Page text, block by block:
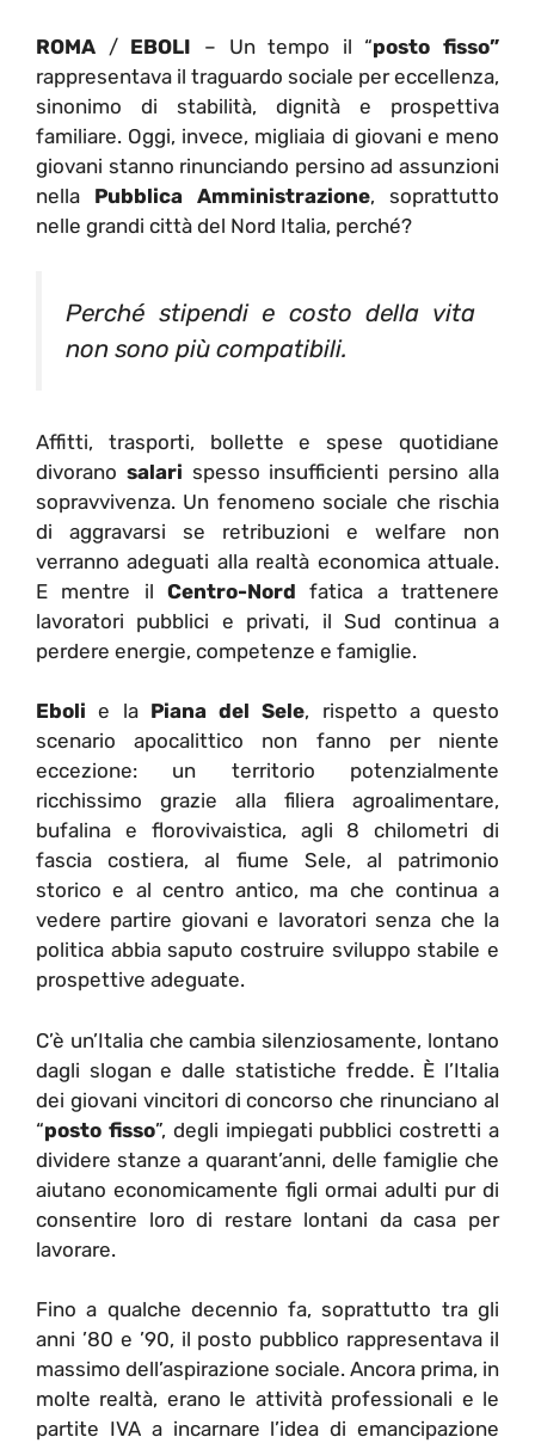
ROMA / EBOLI – Un tempo il “posto fisso”
rappresentava il traguardo sociale per eccellenza,
sinonimo di stabilità, dignità e prospettiva
familiare. Oggi, invece, migliaia di giovani e meno
giovani stanno rinunciando persino ad assunzioni
nella Pubblica Amministrazione, soprattutto
nelle grandi città del Nord Italia, perché?
Perché stipendi e costo della vita
non sono più compatibili.
Affitti, trasporti, bollette e spese quotidiane
divorano salari spesso insufficienti persino alla
sopravvivenza. Un fenomeno sociale che rischia
di aggravarsi se retribuzioni e welfare non
verranno adeguati alla realtà economica attuale.
E mentre il Centro-Nord fatica a trattenere
lavoratori pubblici e privati, il Sud continua a
perdere energie, competenze e famiglie.
Eboli e la Piana del Sele, rispetto a questo
scenario apocalittico non fanno per niente
eccezione: un territorio potenzialmente
ricchissimo grazie alla filiera agroalimentare,
bufalina e florovivaistica, agli 8 chilometri di
fascia costiera, al fiume Sele, al patrimonio
storico e al centro antico, ma che continua a
vedere partire giovani e lavoratori senza che la
politica abbia saputo costruire sviluppo stabile e
prospettive adeguate.
C’è un’Italia che cambia silenziosamente, lontano
dagli slogan e dalle statistiche fredde. È l’Italia
dei giovani vincitori di concorso che rinunciano al
“posto fisso”, degli impiegati pubblici costretti a
dividere stanze a quarant’anni, delle famiglie che
aiutano economicamente figli ormai adulti pur di
consentire loro di restare lontani da casa per
lavorare.
Fino a qualche decennio fa, soprattutto tra gli
anni ’80 e ’90, il posto pubblico rappresentava il
massimo dell’aspirazione sociale. Ancora prima, in
molte realtà, erano le attività professionali e le
partite IVA a incarnare l’idea di emancipazione